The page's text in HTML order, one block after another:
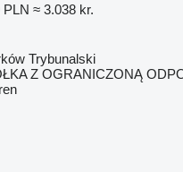
PLN ≈ 3.038 kr.
Trybunalski
Z OGRANICZONĄ